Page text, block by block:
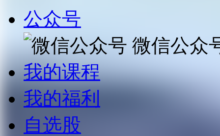
公众号
微信公众
我的课程
我的福利
自选股